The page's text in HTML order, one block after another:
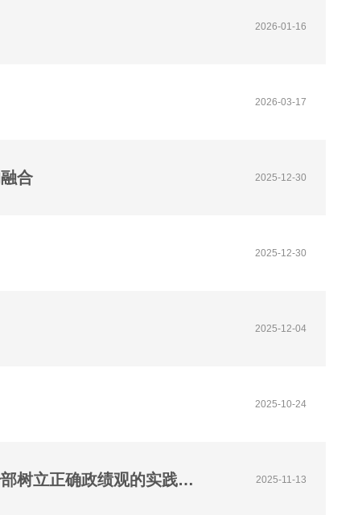
2026-01-16
2026-03-17
合 2025-12-30
2025-12-30
2025-12-04
2025-10-24
李浩东：新官理旧账是政治责任更是时代担当——论领导干部树立正确政绩观的实践要求 2025-11-13